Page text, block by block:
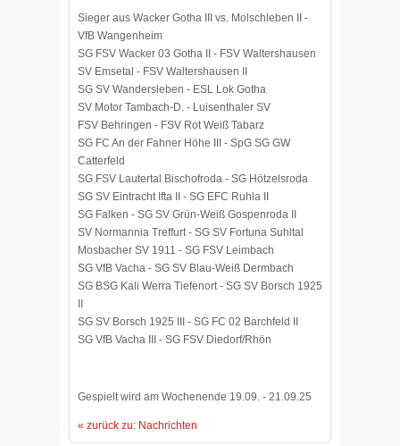
Sieger aus Wacker Gotha III vs. Molschleben II -
VfB Wangenheim
SG FSV Wacker 03 Gotha II - FSV Waltershausen
SV Emsetal - FSV Waltershausen II
SG SV Wandersleben - ESL Lok Gotha
SV Motor Tambach-D. - Luisenthaler SV
FSV Behringen - FSV Rot Weiß Tabarz
SG FC An der Fahner Höhe III - SpG SG GW
Catterfeld
SG FSV Lautertal Bischofroda - SG Hötzelsroda
SG SV Eintracht Ifta II - SG EFC Ruhla II
SG Falken - SG SV Grün-Weiß Gospenroda II
SV Normannia Treffurt - SG SV Fortuna Suhltal
Mosbacher SV 1911 - SG FSV Leimbach
SG VfB Vacha - SG SV Blau-Weiß Dermbach
SG BSG Kali Werra Tiefenort - SG SV Borsch 1925
II
SG SV Borsch 1925 III - SG FC 02 Barchfeld II
SG VfB Vacha III - SG FSV Diedorf/Rhön
Gespielt wird am Wochenende 19.09. - 21.09.25
« zurück zu: Nachrichten